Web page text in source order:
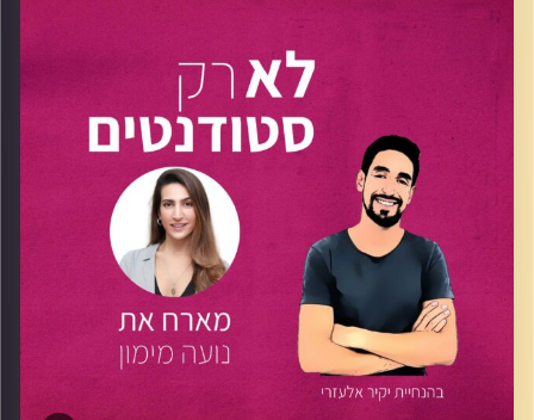
האבטחה של Azure, שירות הענן של מייקרוסופט ובתור סולו
פרילנסר בתחום האופרה.
בפרק, משתף אותנו איתן על שילוב תארים יוצא דופן, על מהי
בחירה מתוך חיבור למקצוע ועל יצירת קריירה נחשקת בתחומים
שאותם הוא כל כך אוהב. מראשית ילדותו לחייו
הסטודנטיאליים, מספר לנו איתן כיצד משלבים יצירתיות אל מול
יכולות טכנולוגיות גבוהות והאם שני עולמות התוכן המדהימים
האלה באמת יכולים להתחבר?
אם גם אתם רוצים לבחור בדרך ייחודית שתשלב את החלומות
שלכם וללמוד איך לנהל את הזמן שלכם נכון, הפרק הזה הוא
במיוחד בשבילכם!